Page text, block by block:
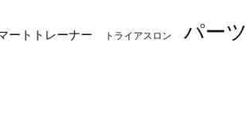
ートトレーナー トライアスロン パーツ